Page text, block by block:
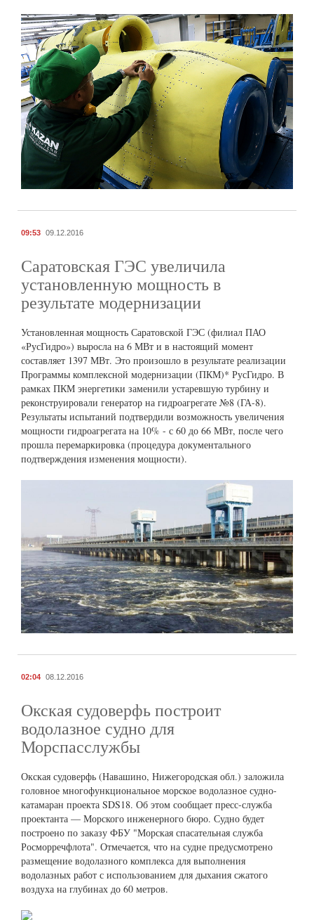
09:53 09.12.2016
Саратовская ГЭС увеличила
установленную мощность в
результате модернизации
Установленная мощность Саратовской ГЭС (филиал ПАО
«РусГидро») выросла на 6 МВт и в настоящий момент
составляет 1397 МВт. Это произошло в результате реализации
Программы комплексной модернизации (ПКМ)* РусГидро. В
рамках ПКМ энергетики заменили устаревшую турбину и
реконструировали генератор на гидроагрегате №8 (ГА-8).
Результаты испытаний подтвердили возможность увеличения
мощности гидроагрегата на 10% - с 60 до 66 МВт, после чего
прошла перемаркировка (процедура документального
подтверждения изменения мощности).
02:04 08.12.2016
Окская судоверфь построит
водолазное судно для
Морспасслужбы
Окская судоверфь (Навашино, Нижегородская обл.) заложила
головное многофункциональное морское водолазное судно-
катамаран проекта SDS18. Об этом сообщает пресс-служба
проектанта — Морского инженерного бюро. Судно будет
построено по заказу ФБУ "Морская спасательная служба
Росморречфлота". Отмечается, что на судне предусмотрено
размещение водолазного комплекса для выполнения
водолазных работ с использованием для дыхания сжатого
воздуха на глубинах до 60 метров.